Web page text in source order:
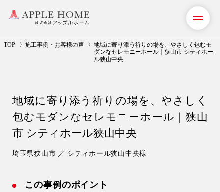
TOP 施工事例・お客様の声
地域に寄り添う祈りの場を、やさしく包むモ
ダンなセレモニーホール｜狭山市 シティホー
ル狭山中央
地域に寄り添う祈りの場を、やさしく
包むモダンなセレモニーホール｜狭山
市 シティホール狭山中央
埼玉県狭山市 ／ シティホール狭山中央様
この事例のポイント
リフォーム・リノベーション
リフォームプラン紹介
ショールーム・モデルハウス